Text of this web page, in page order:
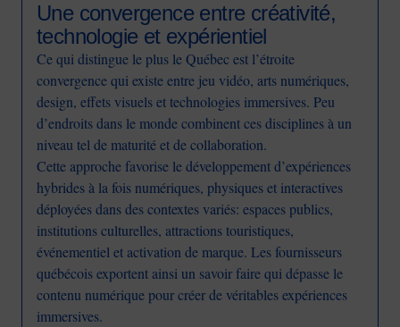
Une convergence entre créativité,
technologie et expérientiel
Ce qui distingue le plus le Québec est l’étroite
convergence qui existe entre jeu vidéo, arts numériques,
design, effets visuels et technologies immersives. Peu
d’endroits dans le monde combinent ces disciplines à un
niveau tel de maturité et de collaboration.
Cette approche favorise le développement d’expériences
hybrides à la fois numériques, physiques et interactives
déployées dans des contextes variés: espaces publics,
institutions culturelles, attractions touristiques,
événementiel et activation de marque. Les fournisseurs
québécois exportent ainsi un savoir faire qui dépasse le
contenu numérique pour créer de véritables expériences
immersives.